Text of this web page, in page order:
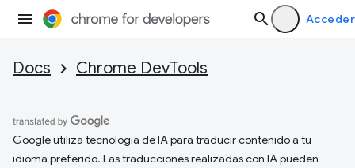
Acceder
Docs Chrome DevTools
Google utiliza tecnología de IA para traducir contenido a tu
idioma preferido. Las traducciones realizadas con IA pueden